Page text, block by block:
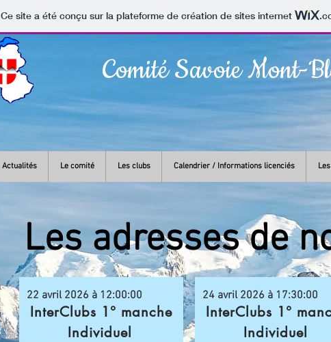
Ce site a été conçu sur la plateforme de création de sites internet
Comité Savoie Mont-
Actualités Le comité Les clubs Calendrier / Informations licenciés
Les adresses de
22 avril 2026 à 12:00:00
InterClubs 1° manche
Individuel
24 avril 2026 à 17:30:00
InterClubs 1°
Individuel